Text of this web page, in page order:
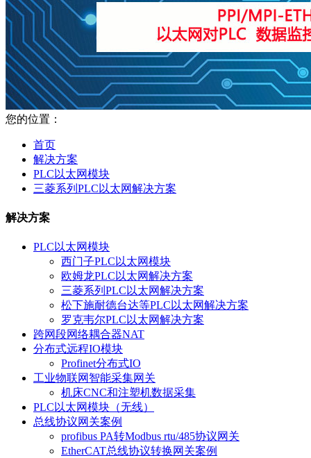
您的位置：
首页
解决方案
PLC以太网模块
三菱系列PLC以太网解决方案
解决方案
PLC以太网模块
西门子PLC以太网模块
欧姆龙PLC以太网解决方案
三菱系列PLC以太网解决方案
松下施耐德台达等PLC以太网解决方案
罗克韦尔PLC以太网解决方案
跨网段网络耦合器NAT
分布式远程IO模块
Profinet分布式IO
工业物联网智能采集网关
机床CNC和注塑机数据采集
PLC以太网模块（无线）
总线协议网关案例
profibus PA转Modbus rtu/485协议网关
EtherCAT总线协议转换网关案例